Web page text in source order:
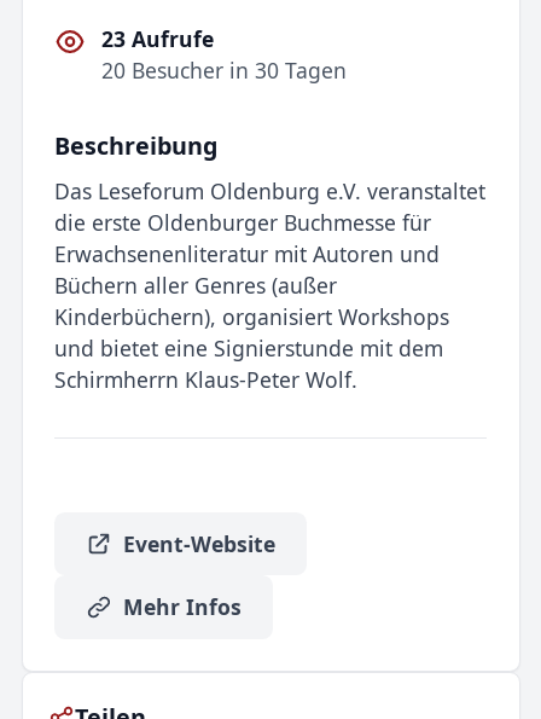
23 Aufrufe
20 Besucher in 30 Tagen
Beschreibung
Das Leseforum Oldenburg e.V. veranstaltet
die erste Oldenburger Buchmesse für
Erwachsenenliteratur mit Autoren und
Büchern aller Genres (außer
Kinderbüchern), organisiert Workshops
und bietet eine Signierstunde mit dem
Schirmherrn Klaus-Peter Wolf.
Event-Website
Mehr Infos